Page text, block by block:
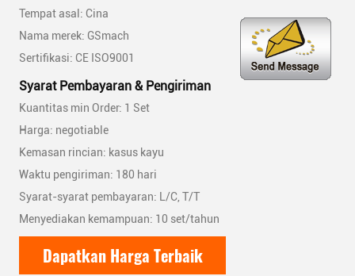
Tempat asal: Cina
Nama merek: GSmach
Sertifikasi: CE ISO9001
Syarat Pembayaran & Pengiriman
Kuantitas min Order: 1 Set
Harga: negotiable
Kemasan rincian: kasus kayu
Waktu pengiriman: 180 hari
Syarat-syarat pembayaran: L/C, T/T
Menyediakan kemampuan: 10 set/tahun
Dapatkan Harga Terbaik